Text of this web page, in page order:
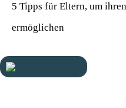
5 Tipps für Eltern, um
ermöglichen